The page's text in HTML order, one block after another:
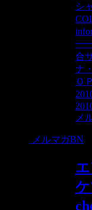
シ
合
ナ
Ｏ
メ
メルマガBN
ケ